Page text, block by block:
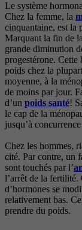
Le système
Chez la femme, la
cinquantaine, est la
Marquant la fin de
grande diminution
progestérone. Cette
poids chez la
moyenne, à la
de moins par jour.
d’un poids santé!
le cap de la
jusqu’à
Chez les hommes,
cité. Par contre, un
sont touchés par l’
l’arrêt de la fertilité.
d’hormones se
relativement bas.
prendre du poids.